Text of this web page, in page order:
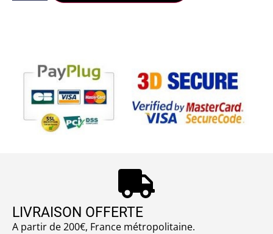
LIVRAISON OFFERTE
A partir de 200€, France métropolitaine.